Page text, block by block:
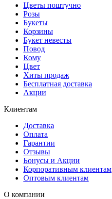
Цветы поштучно
Розы
Букеты
Корзины
Букет невесты
Повод
Кому
Цвет
Хиты продаж
Бесплатная доставка
Акции
Клиентам
Доставка
Оплата
Гарантии
Отзывы
Бонусы и Акции
Корпоративным клиентам
Оптовым клиентам
О компании